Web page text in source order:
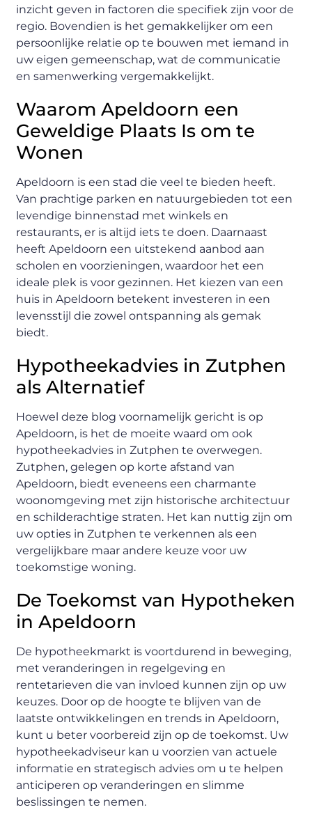
inzicht geven in factoren die specifiek zijn voor de
regio. Bovendien is het gemakkelijker om een
persoonlijke relatie op te bouwen met iemand in
uw eigen gemeenschap, wat de communicatie
en samenwerking vergemakkelijkt.
Waarom Apeldoorn een
Geweldige Plaats Is om te
Wonen
Apeldoorn is een stad die veel te bieden heeft.
Van prachtige parken en natuurgebieden tot een
levendige binnenstad met winkels en
restaurants, er is altijd iets te doen. Daarnaast
heeft Apeldoorn een uitstekend aanbod aan
scholen en voorzieningen, waardoor het een
ideale plek is voor gezinnen. Het kiezen van een
huis in Apeldoorn betekent investeren in een
levensstijl die zowel ontspanning als gemak
biedt.
Hypotheekadvies in Zutphen
als Alternatief
Hoewel deze blog voornamelijk gericht is op
Apeldoorn, is het de moeite waard om ook
hypotheekadvies in Zutphen te overwegen.
Zutphen, gelegen op korte afstand van
Apeldoorn, biedt eveneens een charmante
woonomgeving met zijn historische architectuur
en schilderachtige straten. Het kan nuttig zijn om
uw opties in Zutphen te verkennen als een
vergelijkbare maar andere keuze voor uw
toekomstige woning.
De Toekomst van Hypotheken
in Apeldoorn
De hypotheekmarkt is voortdurend in beweging,
met veranderingen in regelgeving en
rentetarieven die van invloed kunnen zijn op uw
keuzes. Door op de hoogte te blijven van de
laatste ontwikkelingen en trends in Apeldoorn,
kunt u beter voorbereid zijn op de toekomst. Uw
hypotheekadviseur kan u voorzien van actuele
informatie en strategisch advies om u te helpen
anticiperen op veranderingen en slimme
beslissingen te nemen.